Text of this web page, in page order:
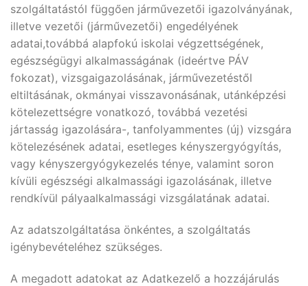
szolgáltatástól függően járművezetői igazolványának,
illetve vezetői (járművezetői) engedélyének
adatai,továbbá alapfokú iskolai végzettségének,
egészségügyi alkalmasságának (ideértve PÁV
fokozat), vizsgaigazolásának, járművezetéstől
eltiltásának, okmányai visszavonásának, utánképzési
kötelezettségre vonatkozó, továbbá vezetési
jártasság igazolására-, tanfolyammentes (új) vizsgára
kötelezésének adatai, esetleges kényszergyógyítás,
vagy kényszergyógykezelés ténye, valamint soron
kívüli egészségi alkalmassági igazolásának, illetve
rendkívül pályaalkalmassági vizsgálatának adatai.
Az adatszolgáltatása önkéntes, a szolgáltatás
igénybevételéhez szükséges.
A megadott adatokat az Adatkezelő a hozzájárulás